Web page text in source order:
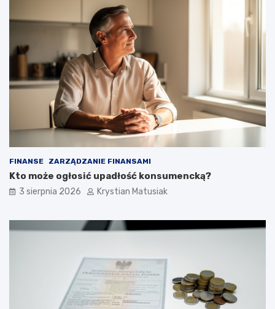
FINANSE ZARZĄDZANIE FINANSAMI
Kto może ogłosić upadłość konsumencką?
3 sierpnia 2026 Krystian Matusiak